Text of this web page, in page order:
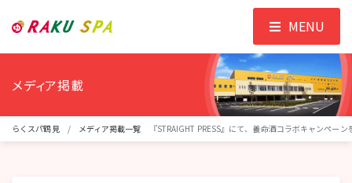
メディア掲載
らくスパ鶴見 メディア掲載一覧 『STRAIGHT PRESS』にて、養命酒コラボキャンペー
MENU